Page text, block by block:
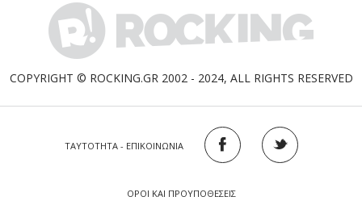
COPYRIGHT © ROCKING.GR 2002 - 2024, ALL RIGHTS RESERVED
ΤΑΥΤΟΤΗΤΑ - ΕΠΙΚΟΙΝΩΝΙΑ
ΟΡΟΙ ΚΑΙ ΠΡΟΥΠΟΘΕΣΕΙΣ